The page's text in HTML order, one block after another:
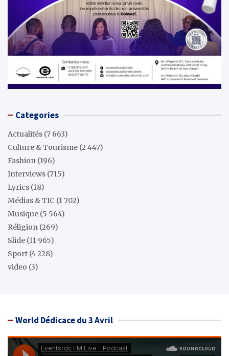
Categories
Actualités (7 663)
Culture & Tourisme (2 447)
Fashion (196)
Interviews (715)
Lyrics (18)
Médias & TIC (1 702)
Musique (5 564)
Réligion (269)
Slide (11 965)
Sport (4 228)
video (3)
World Dédicace du 3 Avril